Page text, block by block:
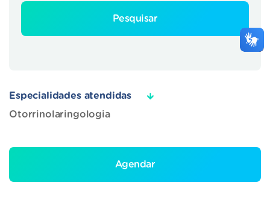
Pesquisar
Especialidades atendidas
Otorrinolaringologia
Agendar